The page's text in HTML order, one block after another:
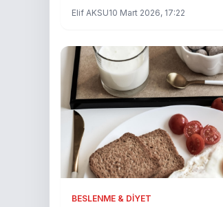
bitkinin hem kadınlar hem
bugün sizlerle.
Elif AKSU10 Mart 2026, 17:22
BESLENME & DIYET